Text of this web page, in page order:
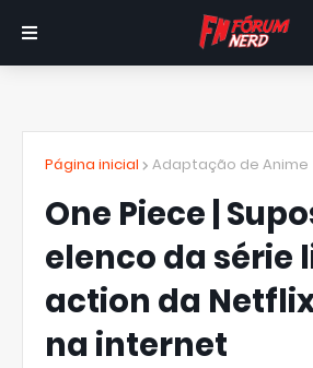
Página inicial Adaptação de Anime
One Piece |
elenco da série
action da
na internet